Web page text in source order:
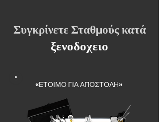
Συγκρίνετε Σταθμούς κατά
ξενοδοχειο
«ΕΤΟΙΜΟ ΓΙΑ ΑΠΟΣΤΟΛΗ»